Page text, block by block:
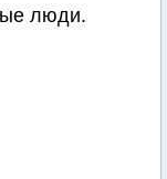
люди.